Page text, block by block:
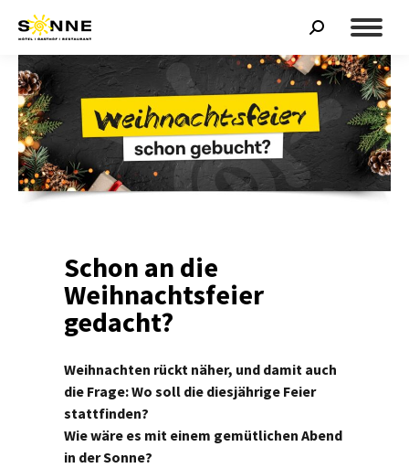
Search:
Schon an die
Weihnachtsfeier
gedacht?
Weihnachten rückt näher, und damit auch
die Frage: Wo soll die diesjährige Feier
stattfinden?
Wie wäre es mit einem gemütlichen Abend
in der Sonne?